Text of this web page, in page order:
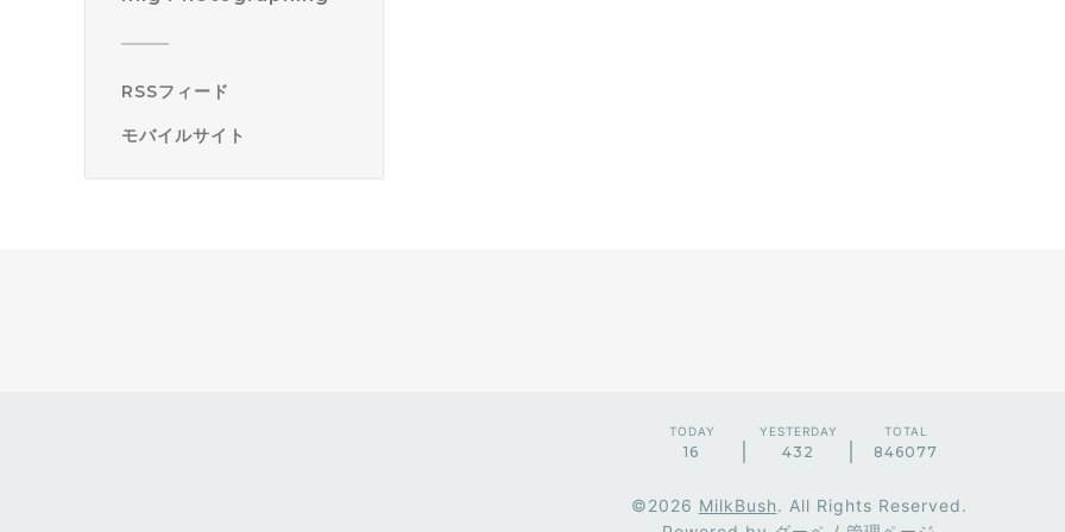
RSSフィード
モバイルサイト
TODAY
16
YESTERDAY
432
TOTAL
846077
©2026 MilkBush. All Rights Reserved.